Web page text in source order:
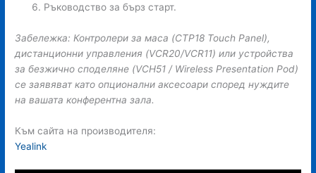
Ръководство за бърз старт.
Забележка: Контролери за маса (CTP18 Touch Panel),
дистанционни управления (VCR20/VCR11) или устройства
за безжично споделяне (VCH51 / Wireless Presentation Pod)
се заявяват като опционални аксесоари според нуждите
на вашата конферентна зала.
Към сайта на производителя:
Yealink